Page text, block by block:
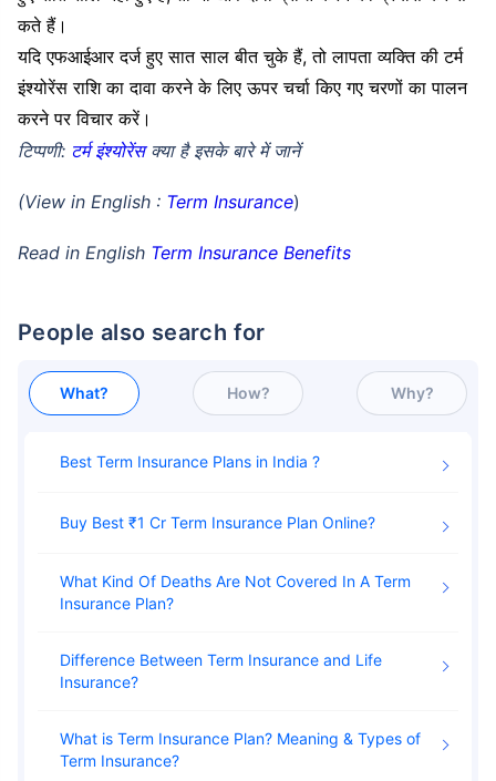
कते हैं।
यदि एफआईआर दर्ज हुए सात साल बीत चुके हैं, तो लापता व्यक्ति की टर्म
इंश्योरेंस राशि का दावा करने के लिए ऊपर चर्चा किए गए चरणों का पालन
करने पर विचार करें।
टिप्पणी: टर्म इंश्योरेंसक्या है इसके बारे में जानें
(View in English : Term Insurance)
Read in English Term Insurance Benefits
People also search for
What? How? Why?
Best Term Insurance Plans in India
Buy Best ₹1 Cr Term Insurance Plan Online
What Kind Of Deaths Are Not Covered In A Term
Insurance Plan
Difference Between Term Insurance and Life
Insurance
What is Term Insurance Plan? Meaning & Types of
Term Insurance
उम्र टर्म इंश्योरेंस प्रीमियम को
₹ 434/माह